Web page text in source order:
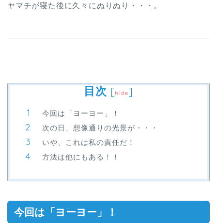
ヤマチが寝た後に久々にぬりぬり・・・。
目次 [hide]
今回は「ヨーヨー」！
次の日、想像通りの光景が・・・
いや、これは私の責任だ！
方法は他にもある！！
今回は「ヨーヨー」！